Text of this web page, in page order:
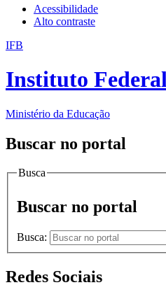
Acessibilidade
Alto contraste
IFB
Instituto
Ministério da Educação
Buscar no portal
Busca
Buscar no portal
Busca:
Redes Sociais